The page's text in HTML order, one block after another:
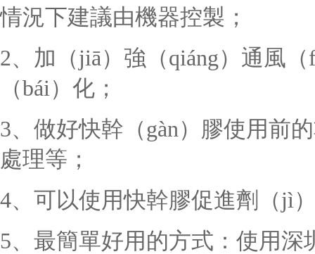
情況下建議由機器控製；
2、加（jiā）強（qiáng）通風
（bái）化；
3、做好快幹（gàn）膠使用前
處理等；
4、可以使用快幹膠促進劑（jì
5、最簡單好用的方式：使用